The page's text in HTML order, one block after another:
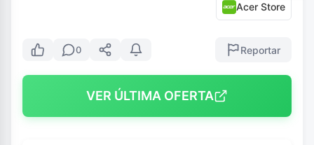
Acer Store
0 Reportar
VER ÚLTIMA OFERTA